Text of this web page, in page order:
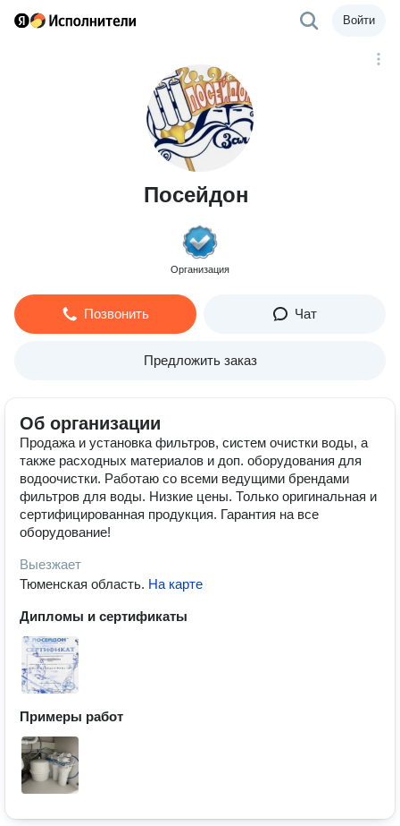
Войти
Посейдон
Организация
Позвонить Чат
Предложить заказ
Об организации
Продажа и установка фильтров, систем очистки воды, а
также расходных материалов и доп. оборудования для
водоочистки. Работаю со всеми ведущими брендами
фильтров для воды. Низкие цены. Только оригинальная и
сертифицированная продукция. Гарантия на все
оборудование!
Выезжает
Тюменская область. На карте
Дипломы и сертификаты
Примеры работ